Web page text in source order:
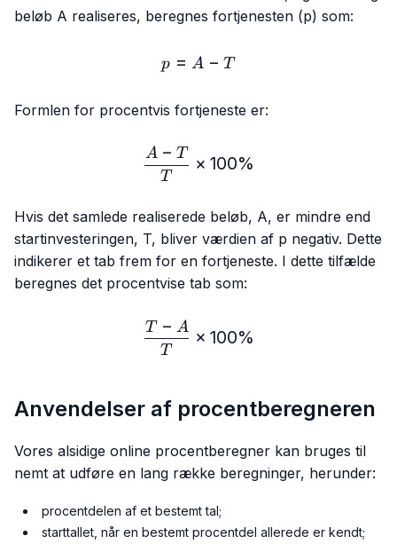
beløb A realiseres, beregnes fortjenesten (p) som:
p = A - T
p = A − T
Formlen for procentvis fortjeneste er:
\frac{A-T}{T} × 100\%
T
A − T × 100%
Hvis det samlede realiserede beløb, A, er mindre end
startinvesteringen, T, bliver værdien af p negativ. Dette
indikerer et tab frem for en fortjeneste. I dette tilfælde
beregnes det procentvise tab som:
\frac{T-A}{T} × 100\%
T
T − A × 100%
Anvendelser af procentberegneren
Vores alsidige online procentberegner kan bruges til
nemt at udføre en lang række beregninger, herunder:
procentdelen af et bestemt tal;
starttallet, når en bestemt procentdel allerede er kendt;